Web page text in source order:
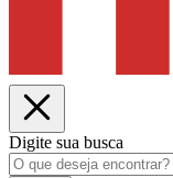
Digite sua busca